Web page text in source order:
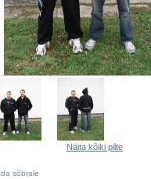
Näita kõiki pilte
sõbrale